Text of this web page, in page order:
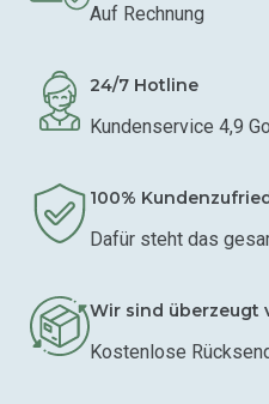
Auf Rechnung
24/7 Hotline
Kundenservice 4,9
100%
Dafür steht das
Wir sind überzeugt
Kostenlose